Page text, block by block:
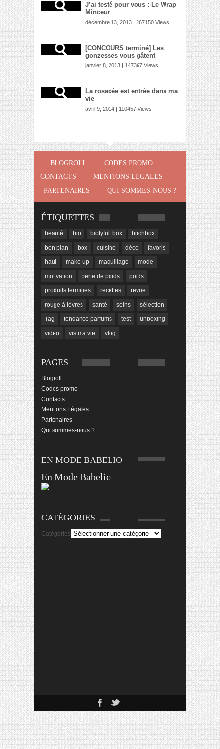
J’ai testé pour vous : Le Wrap
Minceur
décembre 13, 2013 | 267150 Views
[CONCOURS terminé] Les
gonzesses vous gâtent
janvier 8, 2013 | 147367 Views
La rosacée est entrée dans ma
vie
avril 9, 2014 | 110457 Views
BLOGROLL
CODES PROMO
CONTACTS
MENTIONS LÉGALES
PARTENAIRES
QUI SOMMES-NOUS ?
ÉTIQUETTES
beauté bio biotyfull box birchbox
bon plan box cuisine déco favoris
haul make-up maquillage mode
motivation perte de poids poids
produits terminés recettes revue
rouge à lèvres santé soins sélection
Tag tendance parfums test unboxing
video vis ma vie vlog
PAGES
Blogroll
Codes promo
Contacts
Mentions Légales
Partenaires
Qui sommes-nous ?
EN MODE BABELIO
En Mode Babelio
CATÉGORIES
Catégories